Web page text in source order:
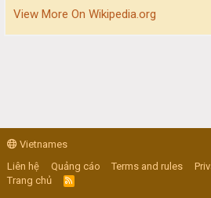
View More On Wikipedia.org
Vietnames
Liên hệ
Quảng cáo Terms and rules
Trang chủ
R
S